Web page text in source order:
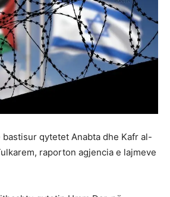
qytetet Anabta dhe Kafr al-
raporton agjencia e lajmeve